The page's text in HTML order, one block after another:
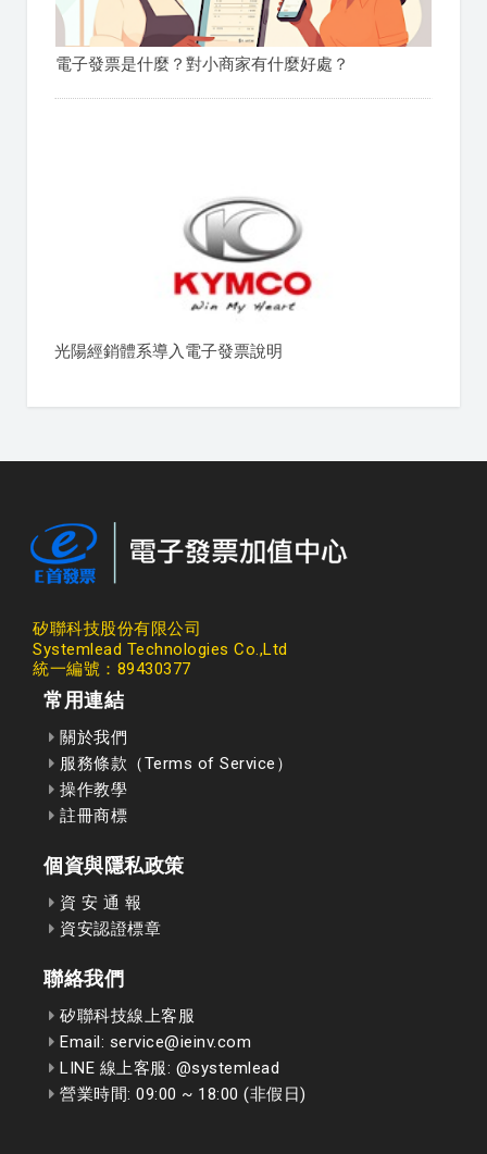
電子發票是什麼？對小商家有什麼好處？
光陽經銷體系導入電子發票說明
矽聯科技股份有限公司
Systemlead Technologies Co.,Ltd
統一編號：89430377
常用連結
關於我們
服務條款（Terms of Service）
操作教學
註冊商標
個資與隱私政策
資 安 通 報
資安認證標章
聯絡我們
矽聯科技線上客服
Email: service@ieinv.com
LINE 線上客服: @systemlead
營業時間: 09:00 ~ 18:00 (非假日)